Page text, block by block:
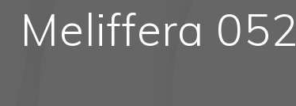
Meliffera 052